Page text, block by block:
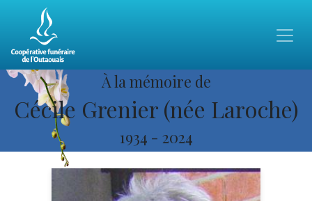
À la mémoire de
Cécile Grenier (née Laroche)
1934 - 2024